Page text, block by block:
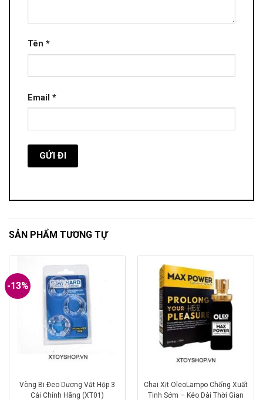
Tên *
Email *
SẢN PHẨM TƯƠNG TỰ
-13%
Vòng Bi Đeo Dương Vật Hộp 3
Cái Chính Hãng (XT01)
Chai Xịt OleoLampo Chống Xuất
Tinh Sớm – Kéo Dài Thời Gian